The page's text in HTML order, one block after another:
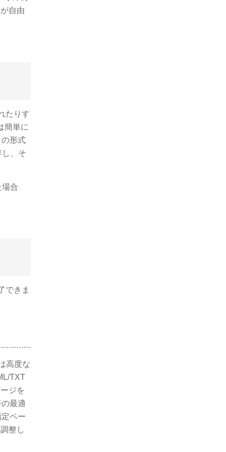
自由
たりす
簡単に
形式
、そ
合
できま
高度な
TXT
ジを
最適
ペー
整し